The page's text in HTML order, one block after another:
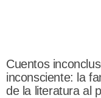
Cuentos
inconsciente: la
de la literatura al